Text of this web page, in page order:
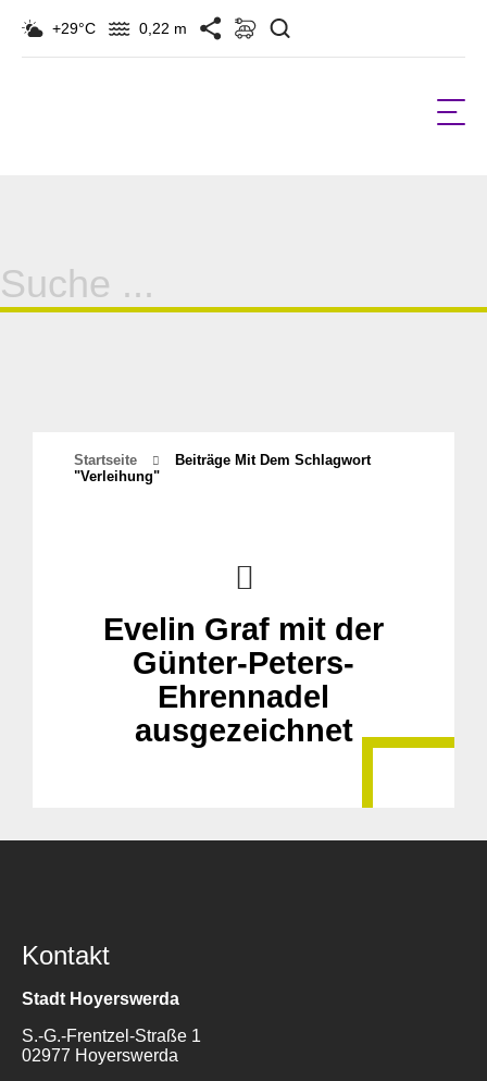
+29°C 0,22 m
Suche
für:
Startseite
Beiträge Mit Dem Schlagwort
"Verleihung"
Evelin Graf mit der
Günter-Peters-
Ehrennadel
ausgezeichnet
Kontakt
Stadt Hoyerswerda
S.-G.-Frentzel-Straße 1
02977 Hoyerswerda